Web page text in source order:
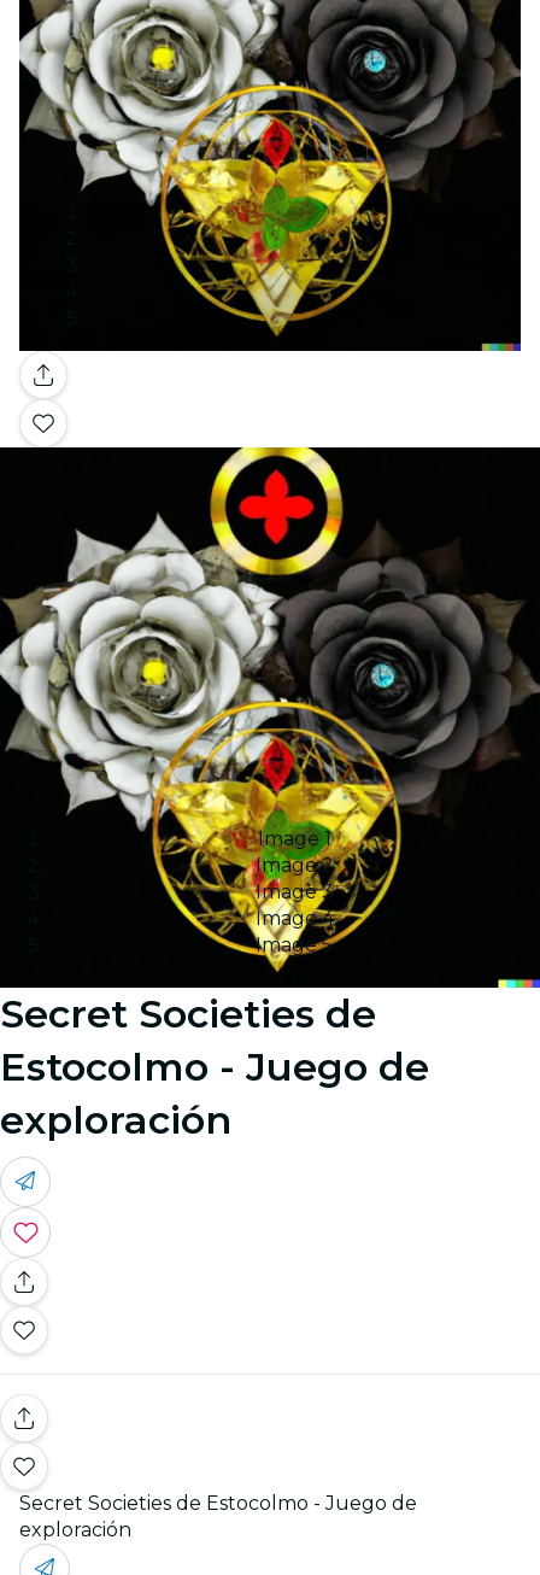
Galería
Image 1
Image 2
Image 3
Image 4
Image 5
Secret Societies de
Estocolmo - Juego de
exploración
Secret Societies de Estocolmo - Juego de
exploración